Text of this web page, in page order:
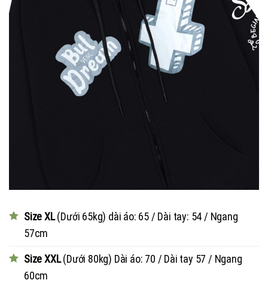
Size XL(Dưới 65kg) dài áo: 65 / Dài tay: 54 / Ngang
57cm
Size XXL(Dưới 80kg) Dài áo: 70 / Dài tay 57 / Ngang
60cm